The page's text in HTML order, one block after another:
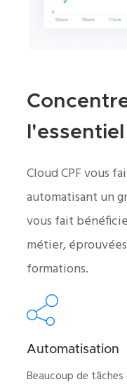
l'essentiel
Cloud CPF vous
automatisant un
vous fait
métier,
formations.
Automatisation
Beaucoup de